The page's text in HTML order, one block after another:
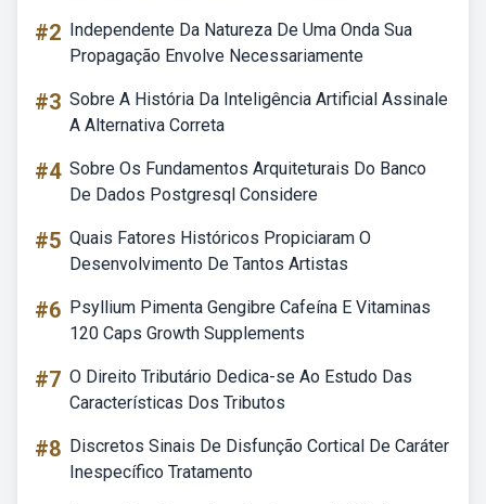
#2 Independente Da Natureza De Uma Onda Sua
Propagação Envolve Necessariamente
#3 Sobre A História Da Inteligência Artificial Assinale
A Alternativa Correta
#4 Sobre Os Fundamentos Arquiteturais Do Banco
De Dados Postgresql Considere
#5 Quais Fatores Históricos Propiciaram O
Desenvolvimento De Tantos Artistas
#6 Psyllium Pimenta Gengibre Cafeína E Vitaminas
120 Caps Growth Supplements
#7 O Direito Tributário Dedica-se Ao Estudo Das
Características Dos Tributos
#8 Discretos Sinais De Disfunção Cortical De Caráter
Inespecífico Tratamento